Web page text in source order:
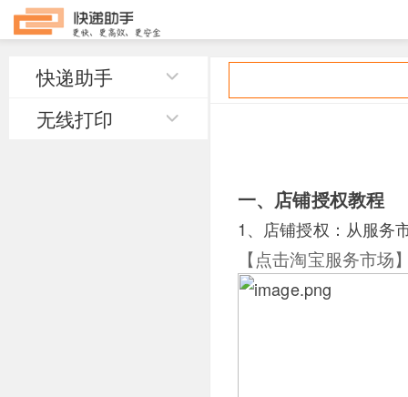
快递助手
无线打印
一、店铺授权教程
1、店铺授权：从服务
【点击淘宝服务市场